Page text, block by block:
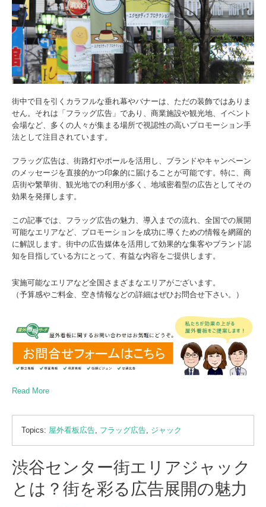
街中で目を引くカラフルな垂れ幕やバナーは、ただの装飾ではありま
せん。それは「フラッグ広告」であり、商業施設や観光地、イベント
会場など、多くの人々が集まる場所で視認性の高いプロモーション手
法として注目されています。
フラッグ広告は、街路灯やポールを活用し、ブランドやキャンペーン
のメッセージを直接的かつ印象的に届けることが可能です。特に、商
店街や繁華街、観光地での利用が多く、地域密着型の広告としてその
効果を発揮します。
この記事では、フラッグ広告の魅力、導入までの流れ、全国での展開
可能なエリアなど、プロモーションを成功に導くための情報を網羅的
に解説します。街中の広告媒体を活用して効果的な集客やブランド認
知を目指している方にとって、有益な内容をご提供します。
実施可能なエリアなど全国さまざまなエリアがございます。
（予算感やご料金、空き情報などの詳細はぜひお問合せ下さい。）
Read More
Topics: 屋外看板広告, フラッグ広告, ジャック
渋谷センター街エリアジャック
とは？街を彩る広告展開の魅力